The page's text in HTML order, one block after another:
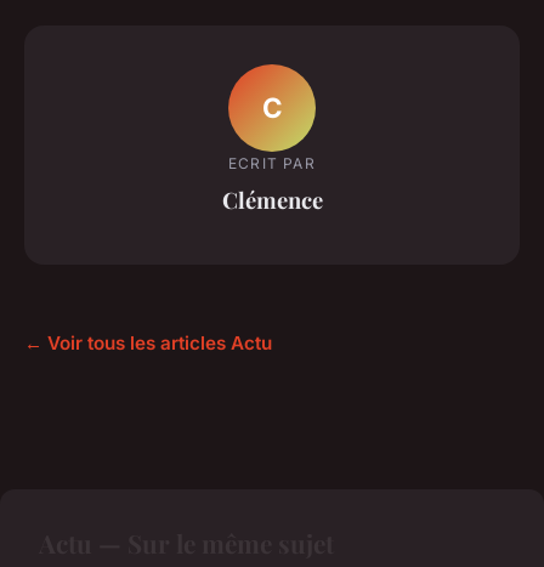
C
ECRIT PAR
Clémence
← Voir tous les articles Actu